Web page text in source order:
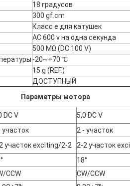
18 градусов
300 gf.cm
Класс e для катушек
AC 600 v на одна секунда
500 MΩ (DC 100 V)
-20~+70 ℃
15 g (REF.)
ДОСТУПНЫЙ
Параметры мотора
DC V 5,0 DC V
участок 2 - участок
участок exciting/2-2 2-2 участок
18°
CCW CW/CCW